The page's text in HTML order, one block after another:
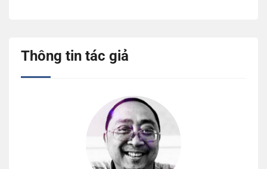
Thông tin tác giả